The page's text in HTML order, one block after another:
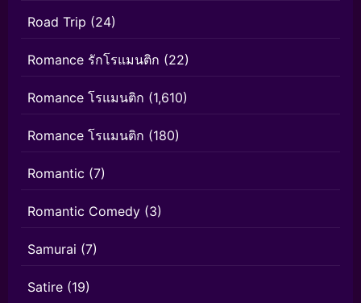
Road Trip (24)
Romance รักโรแมนติก (22)
Romance โรแมนติก (1,610)
Romance โรแมนติก (180)
Romantic (7)
Romantic Comedy (3)
Samurai (7)
Satire (19)